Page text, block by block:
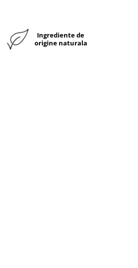
Ingrediente de
origine naturala